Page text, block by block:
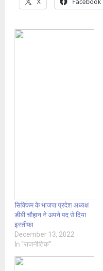
सिक्किम के भाजपा प्रदेश अध्यक्ष
डीबी चौहान ने अपने पद से दिया
इस्तीफा
December 13, 2022
In "राजनीतिक"